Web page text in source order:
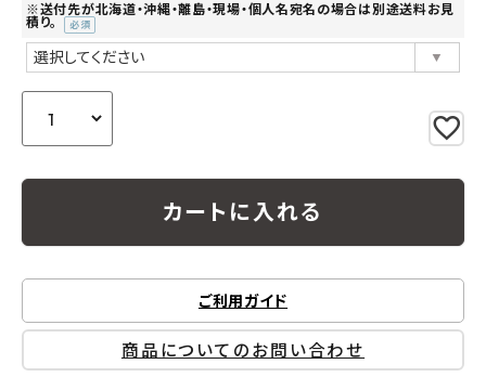
プライバシーポリシー
※送付先が北海道・沖縄・離島・現場・個人名宛名の場合は別途送料お見
積り。
(必
須)
カートに入れる
ご利用ガイド
商品についてのお問い合わせ